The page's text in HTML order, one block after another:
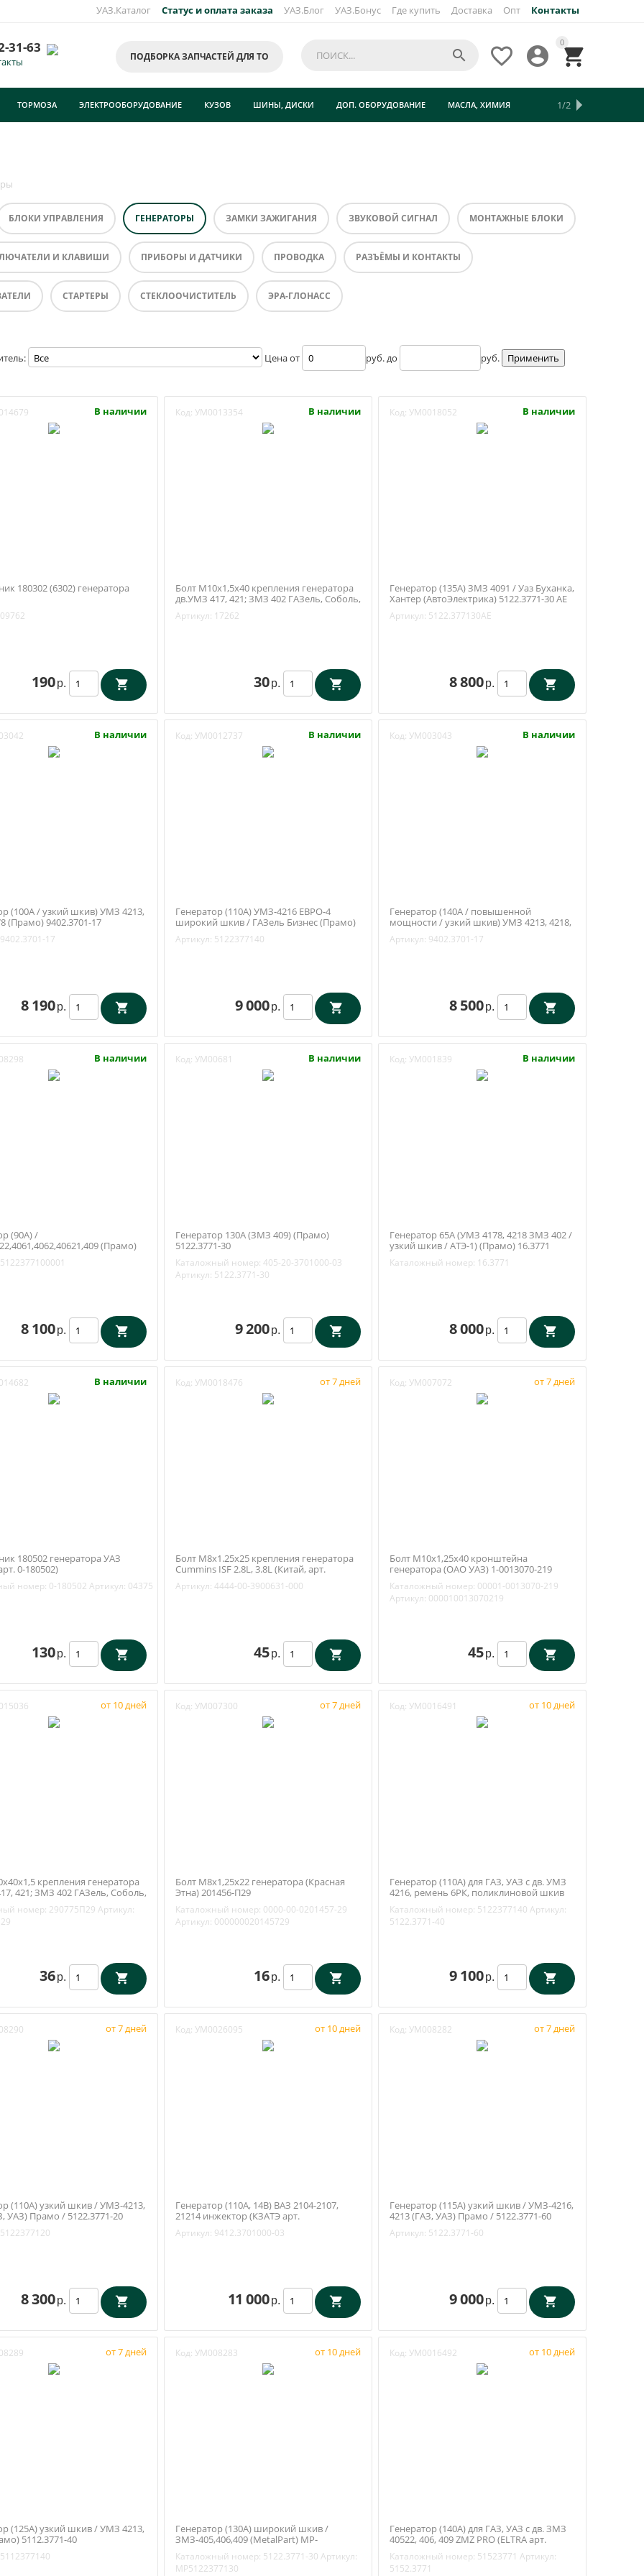
УАЗ.Каталог Статус и оплата заказа УАЗ.Блог УАЗ.Бонус Где купить Доставка Опт Контакты
31-63 0



ПОДБОРКА ЗАПЧАСТЕЙ ДЛЯ ТО 
ТОРМОЗА ЭЛЕКТРООБОРУДОВАНИЕ КУЗОВ ШИНЫ, ДИСКИ ДОП. ОБОРУДОВАНИЕ МАСЛА, ХИМИЯ ТУРИЗМ1/2
БЛОКИ УПРАВЛЕНИЯ ГЕНЕРАТОРЫ ЗАМКИ ЗАЖИГАНИЯ ЗВУКОВОЙ СИГНАЛ МОНТАЖНЫЕ БЛОКИ
И КЛАВИШИ ПРИБОРЫ И ДАТЧИКИ ПРОВОДКА РАЗЪЁМЫ И КОНТАКТЫ
СТАРТЕРЫ СТЕКЛООЧИСТИТЕЛЬ ЭРА-ГЛОНАСС
Цена от руб. до руб.
В наличии
180302 (6302) генератора
09762
190 р.
Код: УМ0013354 В наличии
Болт М10х1,5х40 крепления генератора
дв.УМЗ 417, 421; ЗМЗ 402 ГАЗель, Соболь,
Артикул: 17262
30 р.
Код: УМ0018052 В наличии
Генератор (135А) ЗМЗ 4091 / Уаз Буханка,
Хантер (АвтоЭлектрика) 5122.3771-30 АЕ
Артикул: 5122.377130АЕ
8 800 р.
В наличии
(100А / узкий шкив) УМЗ 4213,
(Прамо) 9402.3701-17
9402.3701-17
8 190 р.
Код: УМ0012737 В наличии
Генератор (110А) УМЗ-4216 ЕВРО-4
широкий шкив / ГАЗель Бизнес (Прамо)
Артикул: 5122377140
9 000 р.
Код: УМ003043 В наличии
Генератор (140А / повышенной
мощности / узкий шкив) УМЗ 4213, 4218,
Артикул: 9402.3701-17
8 500 р.
В наличии
(90А) /
(Прамо)
5122377100001
8 100 р.
Код: УМ00681 В наличии
Генератор 130А (ЗМЗ 409) (Прамо)
5122.3771-30
Каталожный номер: 405-20-3701000-03
Артикул: 5122.3771-30
9 200 р.
Код: УМ001839 В наличии
Генератор 65А (УМЗ 4178, 4218 ЗМЗ 402 /
узкий шкив / АТЭ-1) (Прамо) 16.3771
Каталожный номер: 16.3771
8 000 р.
В наличии
180502 генератора УАЗ
0-180502)
номер: 0-180502 Артикул: 04375
130 р.
Код: УМ0018476 от 7 дней
Болт M8х1.25х25 крепления генератора
Cummins ISF 2.8L, 3.8L (Китай, арт.
Артикул: 4444-00-3900631-000
45 р.
Код: УМ007072 от 7 дней
Болт М10х1,25х40 кронштейна
генератора (ОАО УАЗ) 1-0013070-219
Каталожный номер: 00001-0013070-219
Артикул: 000010013070219
45 р.
от 10 дней
крепления генератора
421; ЗМЗ 402 ГАЗель, Соболь,
номер: 290775П29 Артикул:
36 р.
Код: УМ007300 от 7 дней
Болт М8х1,25х22 генератора (Красная
Этна) 201456-П29
Каталожный номер: 0000-00-0201457-29
Артикул: 000000020145729
16 р.
Код: УМ0016491 от 10 дней
Генератор (110А) для ГАЗ, УАЗ с дв. УМЗ
4216, ремень 6РК, поликлиновой шкив
Каталожный номер: 5122377140 Артикул:
5122.3771-40
9 100 р.
от 7 дней
(110А) узкий шкив / УМЗ-4213,
УАЗ) Прамо / 5122.3771-20
5122377120
8 300 р.
Код: УМ0026095 от 10 дней
Генератор (110А, 14В) ВАЗ 2104-2107,
21214 инжектор (КЗАТЭ арт.
Артикул: 9412.3701000-03
11 000 р.
Код: УМ008282 от 7 дней
Генератор (115А) узкий шкив / УМЗ-4216,
4213 (ГАЗ, УАЗ) Прамо / 5122.3771-60
Артикул: 5122.3771-60
9 000 р.
от 7 дней
(125А) узкий шкив / УМЗ 4213,
5112.3771-40
5112377140
Код: УМ008283 от 10 дней
Генератор (130А) широкий шкив /
ЗМЗ-405,406,409 (MetalPart) MP-
Каталожный номер: 5122.3771-30 Артикул:
MP5122377130
Код: УМ0016492 от 10 дней
Генератор (140А) для ГАЗ, УАЗ с дв. ЗМЗ
40522, 406, 409 ZMZ PRO (ELTRA арт.
Каталожный номер: 51523771 Артикул:
5152.3771